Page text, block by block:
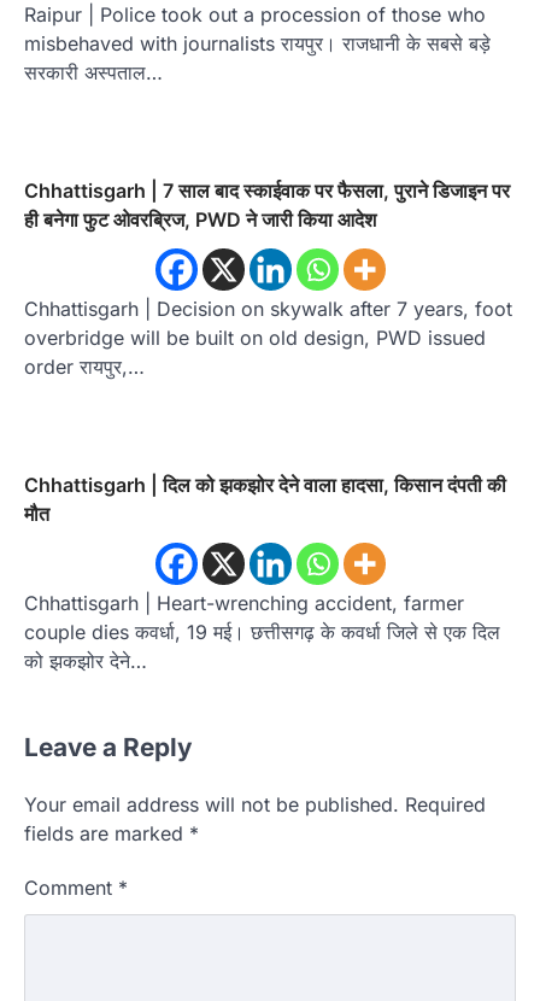
Raipur | Police took out a procession of those who
misbehaved with journalists रायपुर। राजधानी के सबसे बड़े
सरकारी अस्पताल…
Chhattisgarh | 7 साल बाद स्काईवाक पर फैसला, पुराने डिजाइन पर
ही बनेगा फुट ओवरब्रिज, PWD ने जारी किया आदेश
Chhattisgarh | Decision on skywalk after 7 years, foot
overbridge will be built on old design, PWD issued
order रायपुर,…
Chhattisgarh | दिल को झकझोर देने वाला हादसा, किसान दंपती की
मौत
Chhattisgarh | Heart-wrenching accident, farmer
couple dies कवर्धा, 19 मई। छत्तीसगढ़ के कवर्धा जिले से एक दिल
को झकझोर देने…
Leave a Reply
Your email address will not be published. Required
fields are marked *
Comment *